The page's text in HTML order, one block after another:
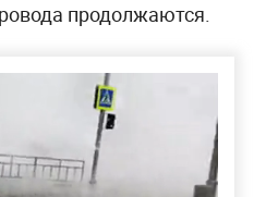
продолжаются.